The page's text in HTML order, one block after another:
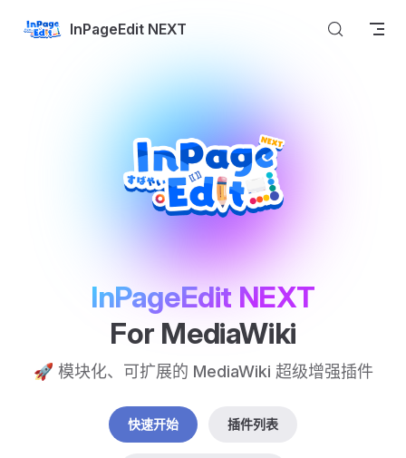
Skip to contentInPageEdit NEXT
InPageEdit NEXT
For MediaWiki
🚀 模块化、可扩展的 MediaWiki 超级增强插件
快速开始 插件列表